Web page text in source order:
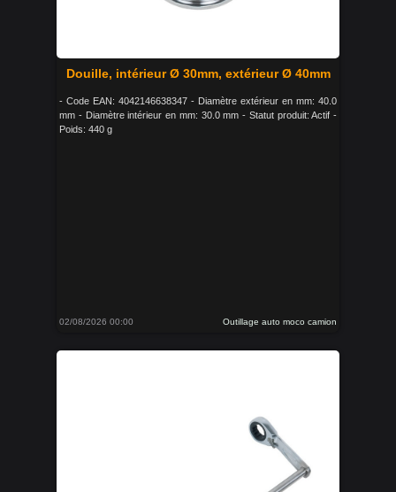
Douille, intérieur Ø 30mm, extérieur Ø 40mm
- Code EAN: 4042146638347 - Diamètre extérieur en mm: 40.0
mm - Diamètre intérieur en mm: 30.0 mm - Statut produit: Actif -
Poids: 440 g
02/08/2026 00:00 Outillage auto moco camion